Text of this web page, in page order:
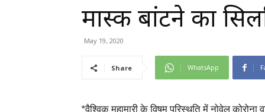
मास्क बांटने का
May 19, 2020
Share WhatsApp